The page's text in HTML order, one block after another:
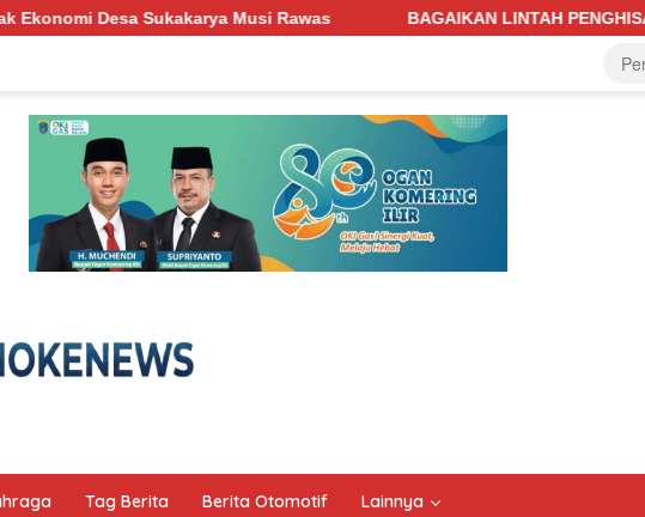
Rawas BAGAIKAN LINTAH PENGHISAP DARAH! Jalan
Tag Berita Berita Otomotif Lainnya